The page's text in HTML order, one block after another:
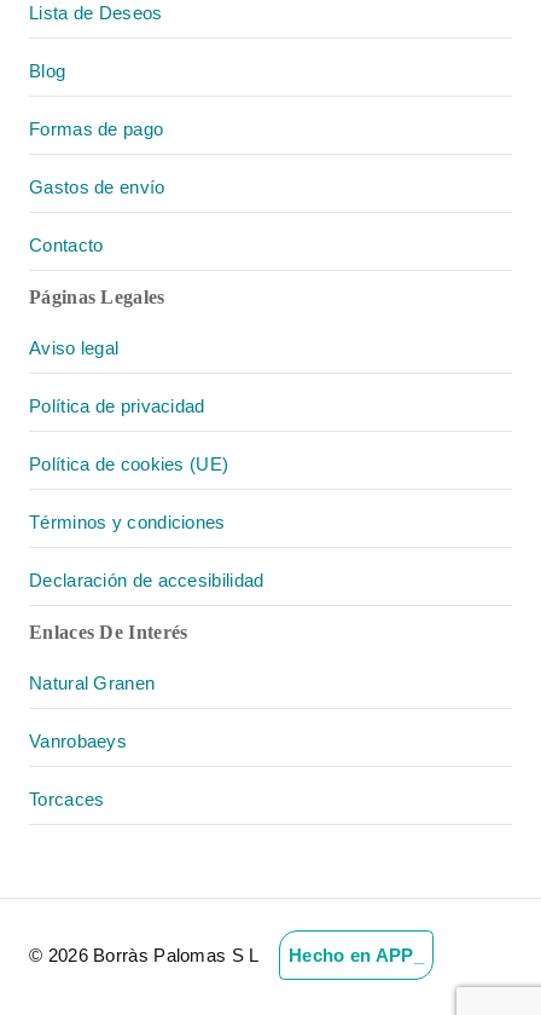
Lista de Deseos
Blog
Formas de pago
Gastos de envío
Contacto
Páginas Legales
Aviso legal
Política de privacidad
Política de cookies (UE)
Términos y condiciones
Declaración de accesibilidad
Enlaces De Interés
Natural Granen
Vanrobaeys
Torcaces
© 2026 Borràs Palomas S L Hecho en APP_